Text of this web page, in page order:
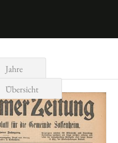
Jahre
Übersicht